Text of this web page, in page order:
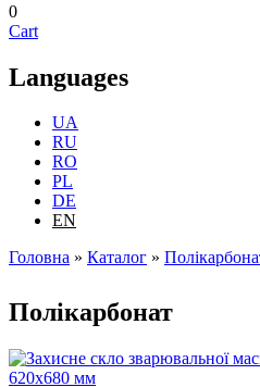
0
Cart
Languages
UA
RU
RO
PL
DE
EN
Головна » Каталог »
Полікарбонат